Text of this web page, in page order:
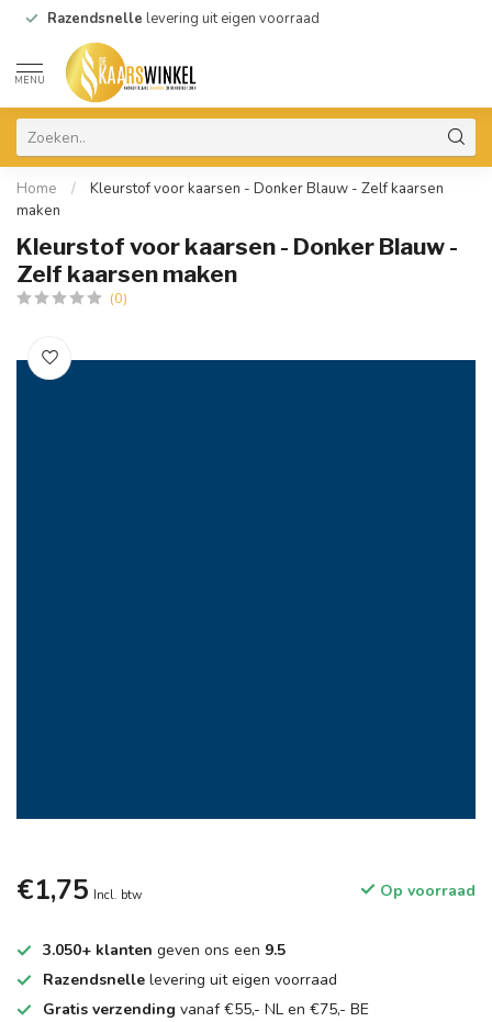
Razendsnelle levering uit eigen voorraad
MENU
Home /
Kleurstof voor kaarsen - Donker Blauw - Zelf kaarsen
maken
Kleurstof voor kaarsen - Donker Blauw -
Zelf kaarsen maken
(0)
€1,75 Incl. btw Op voorraad
3.050+ klanten geven ons een 9.5
Razendsnelle levering uit eigen voorraad
Gratis verzending vanaf €55,- NL en €75,- BE